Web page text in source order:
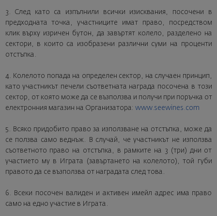
3. След като са изпълнили всички изисквания, посочени в
предходната точка, участниците имат право, посредством
клик върху изричен бутон, да завъртят колело, разделено на
сектори, в които са изобразени различни суми на проценти
отстъпка.
4. Колелото попада на определен сектор, на случаен принцип,
като участникът печели съответната награда посочена в този
сектор, от която може да се възползва и получи при поръчка от
електронния магазин на Организатора: www.seewines.com
5. Всяко придобито право за използване на отстъпка, може да
се ползва само веднъж. В случай, че участникът не използва
съответното право на отстъпка, в рамките на 3 (три) дни от
участието му в Играта (завъртането на колелото), той губи
правото да се възползва от наградата след това.
6. Всеки посочен валиден и активен имейл адрес има право
само на едно участие в Играта.